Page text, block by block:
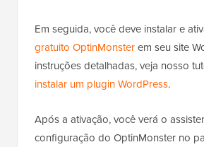
Em seguida, você deve instalar e
gratuito OptinMonsterem seu site
instruções detalhadas, veja nosso
instalar um plugin WordPress.
Após a ativação, você verá o
configuração do OptinMonster no